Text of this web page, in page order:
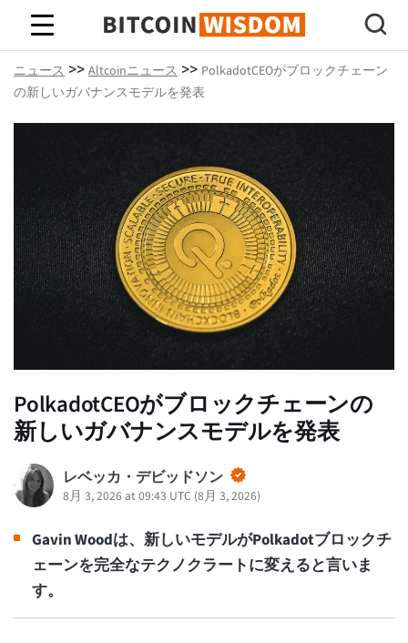
ビットコインの知恵
ニュース >> Altcoinニュース >> PolkadotCEOがブロックチェーン
の新しいガバナンスモデルを発表
PolkadotCEOがブロックチェーンの
新しいガバナンスモデルを発表
レベッカ・デビッドソン
8月 3, 2026 at 09:43 UTC (8月 3, 2026)
Gavin Woodは、新しいモデルがPolkadotブロックチ
ェーンを完全なテクノクラートに変えると言いま
す。